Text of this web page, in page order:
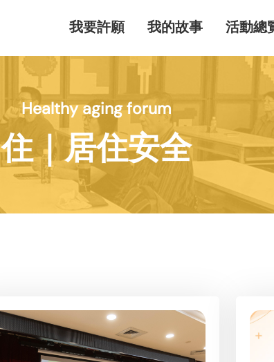
我要許願 我的故事 活動總
Healthy aging forum
住｜居住安全